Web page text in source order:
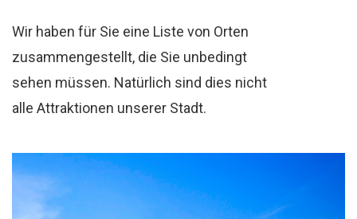
Wir haben für Sie eine Liste von Orten
zusammengestellt, die Sie unbedingt
sehen müssen. Natürlich sind dies nicht
alle Attraktionen unserer Stadt.